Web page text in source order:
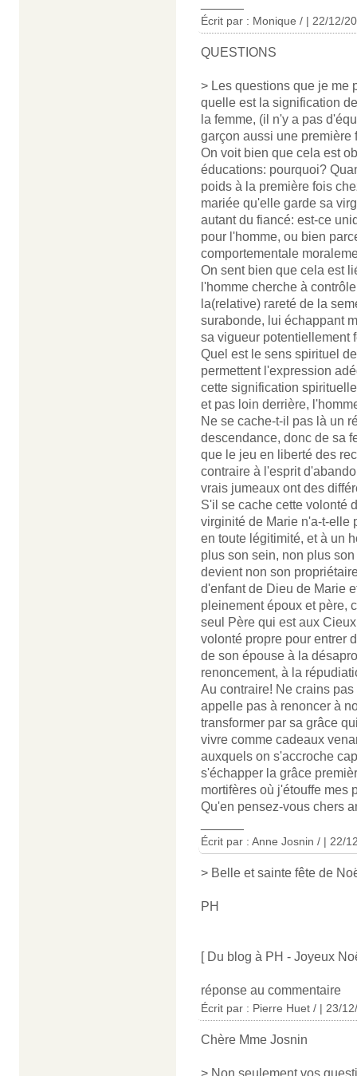
Écrit par : Monique / | 22/12/
QUESTIONS
> Les questions que je me
quelle est la signification
la femme, (il n'y a pas
garçon aussi une première
On voit bien que cela est
éducations: pourquoi?
poids à la première fois
mariée qu'elle garde sa
autant du fiancé: est-ce
pour l'homme, ou bien
comportementale
On sent bien que cela est
l'homme cherche à
la(relative) rareté de la
surabonde, lui échappant
sa vigueur potentiellement
Quel est le sens spirituel
permettent l'expression
cette signification
et pas loin derrière,
Ne se cache-t-il pas là un
descendance, donc de sa
que le jeu en liberté des
contraire à l'esprit
vrais jumeaux ont des
S'il se cache cette volonté
virginité de Marie n'a-t-elle
en toute légitimité, et à un
plus son sein, non plus
devient non son
d'enfant de Dieu de Marie
pleinement époux et père,
seul Père qui est aux
volonté propre pour entrer
de son épouse à la
renoncement, à la
Au contraire! Ne crains
appelle pas à renoncer à
transformer par sa grâce
vivre comme cadeaux
auxquels on s'accroche
s'échapper la grâce
mortifères où j'étouffe mes
Qu'en pensez-vous chers
Écrit par : Anne Josnin / | 22/
> Belle et sainte fête de
PH
[ Du blog à PH - Joyeux
réponse au commentaire
Écrit par : Pierre Huet / | 23/
Chère Mme Josnin
> Non seulement vos